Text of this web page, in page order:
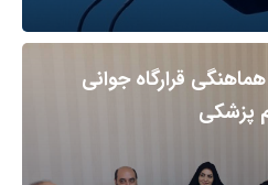
قرارگاه جوانی
پزشکی